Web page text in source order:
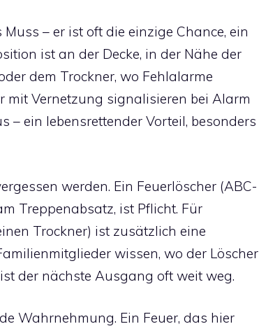
– er ist oft die einzige Chance, ein
ist an der Decke, in der Nähe der
dem Trockner, wo Fehlalarme
mit Vernetzung signalisieren bei Alarm
– ein lebensrettender Vorteil, besonders
werden. Ein Feuerlöscher (ABC-
Treppenabsatz, ist Pflicht. Für
Trockner) ist zusätzlich eine
wissen, wo der Löscher
der nächste Ausgang oft weit weg.
Wahrnehmung. Ein Feuer, das hier